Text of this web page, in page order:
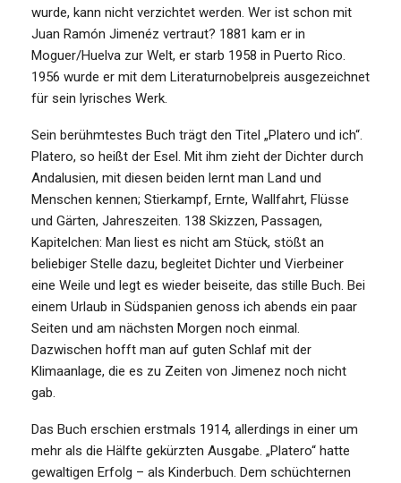
wurde, kann nicht verzichtet werden. Wer ist schon mit
Juan Ramón Jimenéz vertraut? 1881 kam er in
Moguer/Huelva zur Welt, er starb 1958 in Puerto Rico.
1956 wurde er mit dem Literaturnobelpreis ausgezeichnet
für sein lyrisches Werk.
Sein berühmtestes Buch trägt den Titel „Platero und ich“.
Platero, so heißt der Esel. Mit ihm zieht der Dichter durch
Andalusien, mit diesen beiden lernt man Land und
Menschen kennen; Stierkampf, Ernte, Wallfahrt, Flüsse
und Gärten, Jahreszeiten. 138 Skizzen, Passagen,
Kapitelchen: Man liest es nicht am Stück, stößt an
beliebiger Stelle dazu, begleitet Dichter und Vierbeiner
eine Weile und legt es wieder beiseite, das stille Buch. Bei
einem Urlaub in Südspanien genoss ich abends ein paar
Seiten und am nächsten Morgen noch einmal.
Dazwischen hofft man auf guten Schlaf mit der
Klimaanlage, die es zu Zeiten von Jimenez noch nicht
gab.
Das Buch erschien erstmals 1914, allerdings in einer um
mehr als die Hälfte gekürzten Ausgabe. „Platero“ hatte
gewaltigen Erfolg – als Kinderbuch. Dem schüchternen